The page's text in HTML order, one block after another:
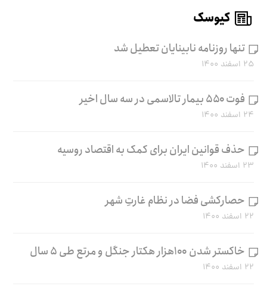
کیوسک
تنها روزنامه نابینایان تعطیل شد
۲۵ اسفند ۱۴۰۰
فوت ۵۵۰ بیمار تالاسمی در سه سال اخیر
۲۴ اسفند ۱۴۰۰
حذف قوانین ایران برای کمک به اقتصاد روسیه
۲۳ اسفند ۱۴۰۰
حصارکشی فضا در نظام غارتِ شهر
۲۲ اسفند ۱۴۰۰
خاکستر شدن ۱۰۰هزار هکتار جنگل و مرتع طی ۵ سال
۲۲ اسفند ۱۴۰۰